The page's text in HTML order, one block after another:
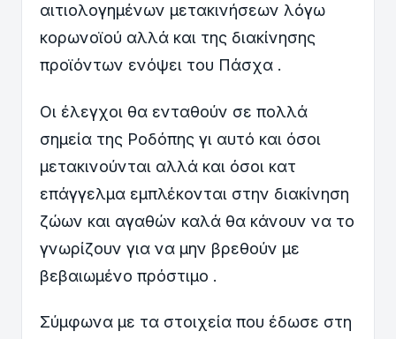
αιτιολογημένων μετακινήσεων λόγω
κορωνοϊού αλλά και της διακίνησης
προϊόντων ενόψει του Πάσχα .
Οι έλεγχοι θα ενταθούν σε πολλά
σημεία της Ροδόπης γι αυτό και όσοι
μετακινούνται αλλά και όσοι κατ
επάγγελμα εμπλέκονται στην διακίνηση
ζώων και αγαθών καλά θα κάνουν να το
γνωρίζουν για να μην βρεθούν με
βεβαιωμένο πρόστιμο .
Σύμφωνα με τα στοιχεία που έδωσε στη